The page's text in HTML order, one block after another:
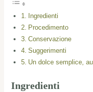
Ingredienti
Procedimento
Conservazione
Suggerimenti
Un dolce semplice,
Ingredienti